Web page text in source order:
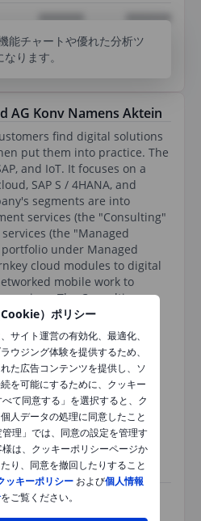
）ポリシー
サイト運営の有効化、最適化、
ウジング体験を提供するため、
た広告コンテンツを提供し、ソ
を可能にするために、クッキー
て同意する」を選択すると、ク
人データの処理に同意したこと
理」では、同意の設定を管理す
は、クッキーポリシーページか
り、同意を撤回したりすること
ッキーポリシー および個人情報
をご覧ください。
XXXXXXX
XXXXXXX
能チャートや優れた分析ツ
ります。
AG Konv Namens Aktein
find digital solutions
put them into practice. The
and IoT. It focuses on a
SAP S / 4HANA, and
segments are into
services (the "Consulting"
(the "Managed
portfolio under Managed
cloud modules to digital
mobile work to
The Consulting
of consulting and
services. The company
its revenue from the
/